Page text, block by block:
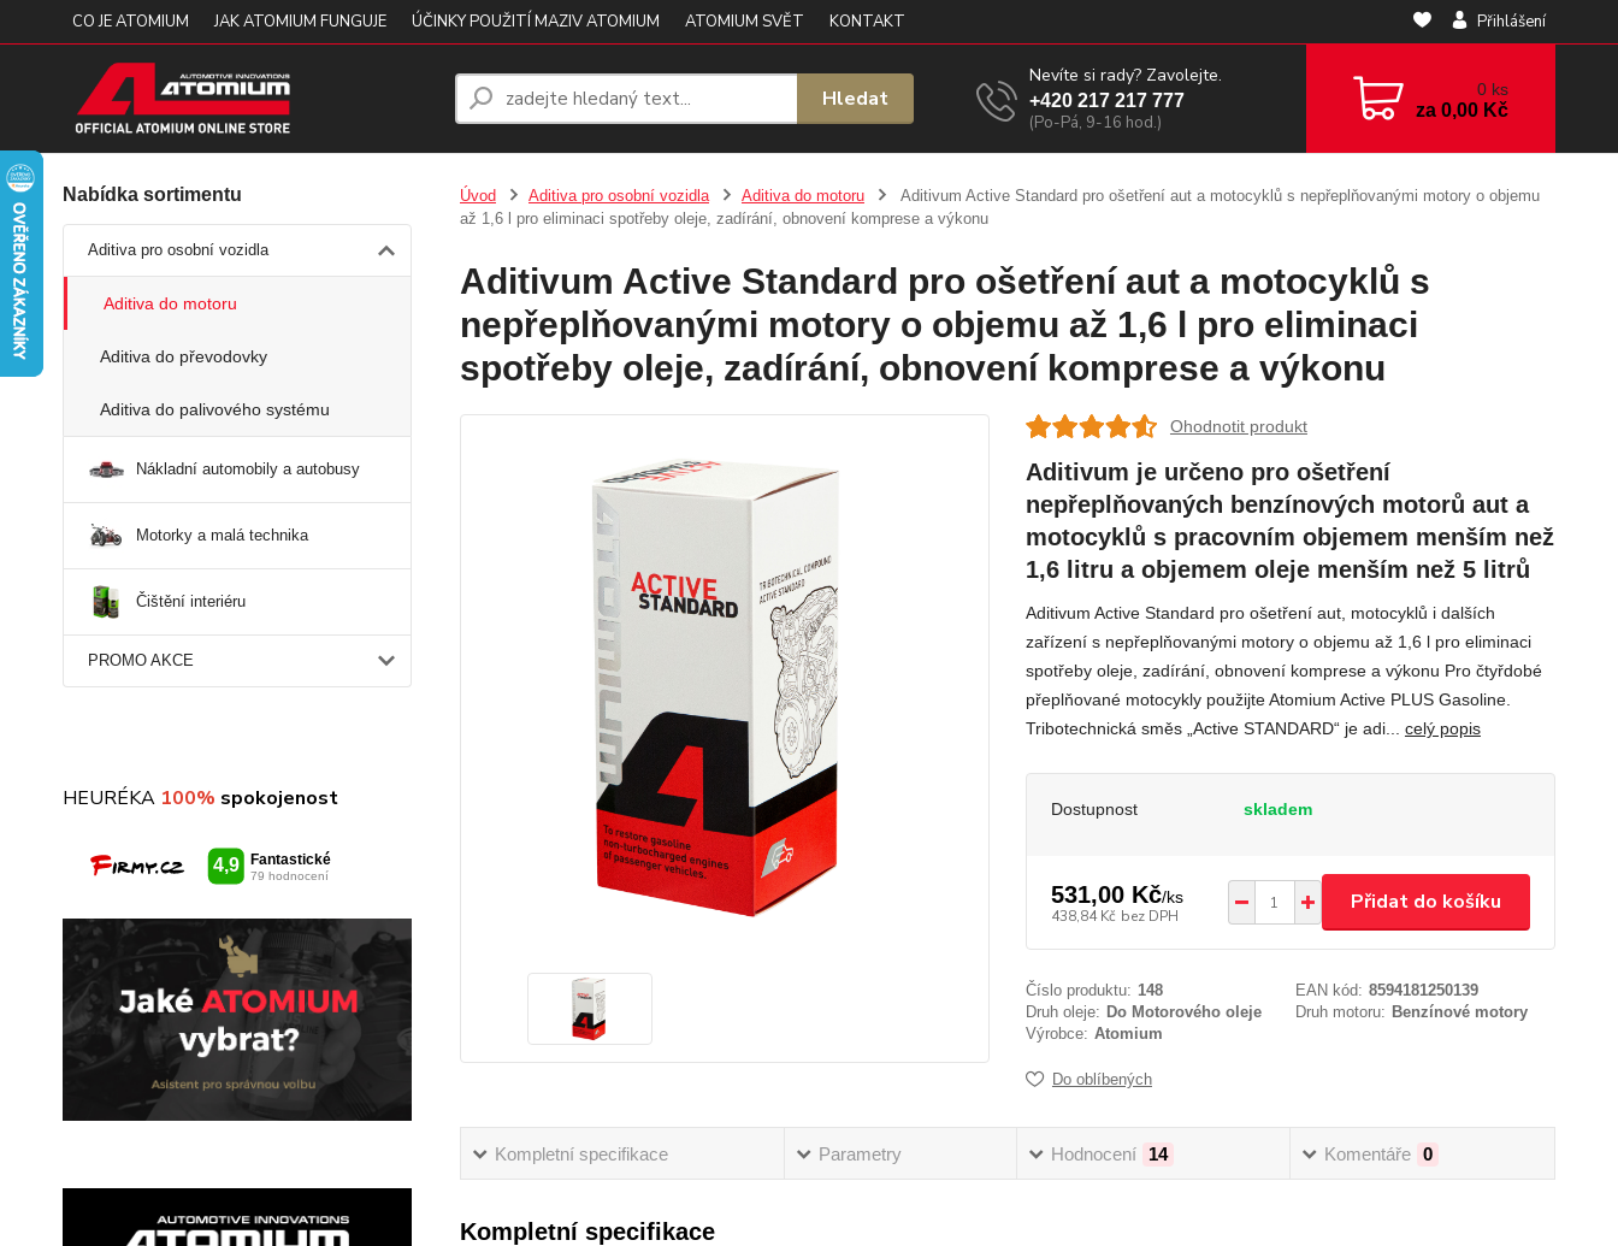
CO JE ATOMIUM JAK ATOMIUM FUNGUJE ÚČINKY POUŽITÍ MAZIV ATOMIUM ATOMIUM SVĚT KONTAKT Přihlášení
Hledat
Nevíte si rady? Zavolejte.
+420 217 217 777
(Po-Pá, 9-16 hod.)
0 ks
za 0,00 Kč
Nabídka sortimentu
Aditiva pro osobní vozidla
Aditiva do motoru
Aditiva do převodovky
Aditiva do palivového systému
Nákladní automobily a autobusy
Motorky a malá technika
Čištění interiéru
PROMO AKCE
HEURÉKA 100% spokojenost
Úvod Aditiva pro osobní vozidla Aditiva do motoru
Aditivum Active Standard pro ošetření aut a motocyklů s nepřeplňovanými motory o objemu
až 1,6 l pro eliminaci spotřeby oleje, zadírání, obnovení komprese a výkonu
Aditivum Active Standard pro ošetření aut a motocyklů s
nepřeplňovanými motory o objemu až 1,6 l pro eliminaci
spotřeby oleje, zadírání, obnovení komprese a výkonu
Ohodnotit produkt
Aditivum je určeno pro ošetření
nepřeplňovaných benzínových motorů aut a
motocyklů s pracovním objemem menším než
1,6 litru a objemem oleje menším než 5 litrů
Aditivum Active Standard pro ošetření aut, motocyklů i dalších
zařízení s nepřeplňovanými motory o objemu až 1,6 l pro eliminaci
spotřeby oleje, zadírání, obnovení komprese a výkonu Pro čtyřdobé
přeplňované motocykly použijte Atomium Active PLUS Gasoline.
Tribotechnická směs „Active STANDARD“ je adi... celý popis
Dostupnost skladem
531,00 Kč/ks
438,84 Kč bez DPH
Přidat do košíku
Číslo produktu: 148 EAN kód: 8594181250139
Druh oleje: Do Motorového oleje Druh motoru: Benzínové motory
Výrobce: Atomium
Do oblíbených
Kompletní specifikace Parametry Hodnocení 14 Komentáře 0
Kompletní specifikace